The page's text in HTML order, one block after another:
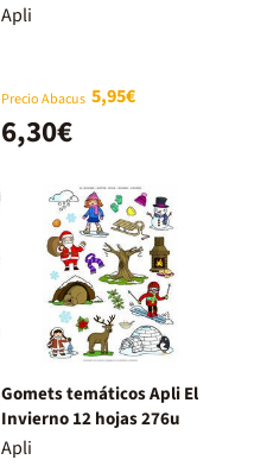
Apli
Precio Abacus 5,95€
6,30€
Gomets temáticos Apli El
Invierno 12 hojas 276u
Apli